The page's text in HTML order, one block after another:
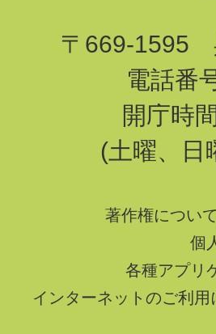
〒669-1595
電話番
開庁時
(土曜、日
著作権について
個
各種アプリ
インターネットのご利用